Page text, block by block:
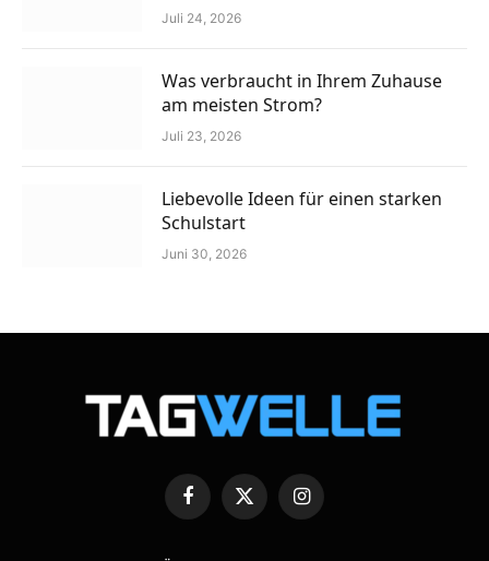
Juli 24, 2026
Was verbraucht in Ihrem Zuhause
am meisten Strom?
Juli 23, 2026
Liebevolle Ideen für einen starken
Schulstart
Juni 30, 2026
Facebook
X
(Twitter)
Instagram